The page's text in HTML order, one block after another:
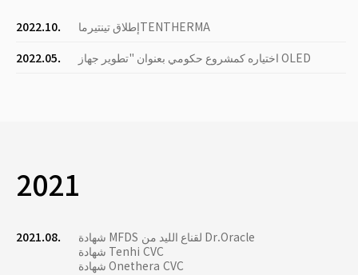
2022.10.
إطلاق تينتيرماTENTHERMA
2022.05.
اختياره كمشروع حكومي بعنوان "تطوير جهاز OLED
2021
2021.08.
شهادة MFDS لقناع الليد من Dr.Oracle
شهادة Tenhi CVC
شهادة Onethera CVC